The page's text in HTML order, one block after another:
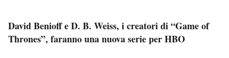
David Benioff e D. B. Weiss, i creatori di “Game of
Thrones”, faranno una nuova serie per HBO